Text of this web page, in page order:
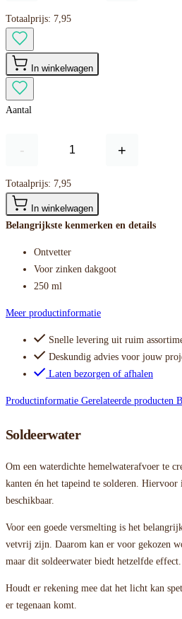
Totaalprijs: 7,95
In winkelwagen
Aantal
- +
Totaalprijs: 7,95
In winkelwagen
Belangrijkste kenmerken en details
Ontvetter
Voor zinken dakgoot
250 ml
Meer productinformatie
Snelle levering uit ruim
Deskundig advies voor jouw
Laten bezorgen of afhalen
Productinformatie Gerelateerde producten
Soldeerwater
Om een waterdichte hemelwaterafvoer te
kanten én het tapeind te solderen. Hiervoor
beschikbaar.
Voor een goede versmelting is het
vetvrij zijn. Daarom kan er voor gekozen
maar dit soldeerwater biedt hetzelfde
Houdt er rekening mee dat het licht kan
er tegenaan komt.